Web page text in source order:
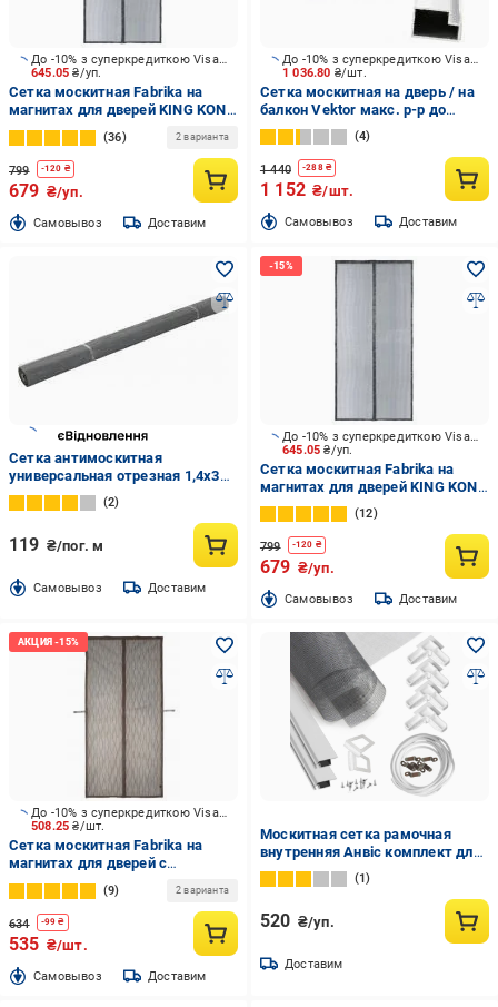
645.05₴/уп.
До -10% з суперкредиткою Visa Вигода
Сетка москитная Fabrika на
магнитах для дверей KING KONG
2000х820 мм серый
36 2 варианта
799 -120 ₴
679 ₴/уп.
Cамовывоз Доставим
1 036.80 ₴/шт.
До -10% з суперкредиткою Visa Вигода
Сетка москитная на дверь / на
балкон Vektor макс. р-р до
2200х800 мм белый
4
1 440 -288₴
1 152 ₴/шт.
Cамовывоз Доставим
Сетка антимоскитная
универсальная отрезная 1,4х30
м серый
2
119 ₴/пог. м
Cамовывоз Доставим
645.05₴/уп.
До -10% з суперкредиткою Visa Вигода
Сетка москитная Fabrika на
магнитах для дверей KING KONG
2200х1000 мм серый
12
799 -120 ₴
679 ₴/уп.
Cамовывоз Доставим
508.25₴/шт.
До -10% з суперкредиткою Visa Вигода
Сетка москитная Fabrika на
магнитах для дверей с
подхватом 2200х720 мм мокко
9 2 варианта
634 -99 ₴
535 ₴/шт.
Cамовывоз Доставим
Москитная сетка рамочная
внутренняя Анвіс комплект для
сборки 0,65х1,35 м Белый
1
520 ₴/уп.
Доставим